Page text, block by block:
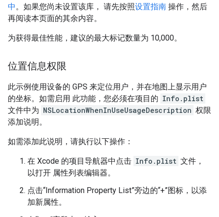
中 。如果您尚未设置该库， 请先按照设置指南 操作，然后
再阅读本页面的其余内容。
为获得最佳性能，建议的最大标记数量为 10,000。
位置信息权限
此示例使用设备的 GPS 来定位用户，并在地图上显示用户
的坐标。如需启用 此功能，您必须在项目的 Info.plist
文件中为 NSLocationWhenInUseUsageDescription 权限
添加说明。
如需添加此说明，请执行以下操作：
在 Xcode 的项目导航器中点击 Info.plist 文件，
以打开 属性列表编辑器。
点击“Information Property List”旁边的“+”图标，以添
加新属性。